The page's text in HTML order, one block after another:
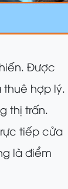
Được
hợp lý.
thị trấn.
tiếp cửa
là điểm